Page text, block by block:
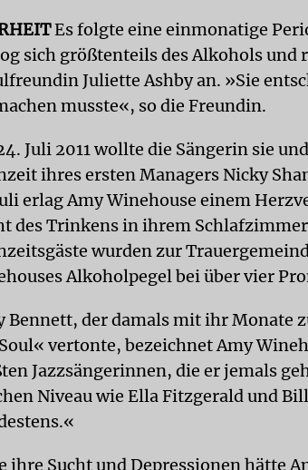
Es folgte eine einmonatige
sich größtenteils des Alkohols und
Juliette Ashby an. »Sie
musste«, so die Freundin.
Juli 2011 wollte die Sängerin sie
ihres ersten Managers Nicky
erlag Amy Winehouse einem
des Trinkens in ihrem
wurden zur
Alkoholpegel bei über vier
Bennett, der damals mit ihr Monate
vertonte, bezeichnet Amy
Jazzsängerinnen, die er jemals
Niveau wie Ella Fitzgerald und
ihre Sucht und Depressionen hätte